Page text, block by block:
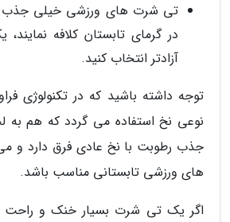
تی شرت های ورزشی خیلی جذب
در گرمای تابستان کلافه
آزادتر انتخاب کنید.
توجه داشته باشید که در تکنولوژی
نوعی نخ استفاده می گردد که هم
جذب رطوبت با نخ عادی فرق دارد و می
های ورزشی تابستانی مناسب باشد.
اگر یک تی شرت بسیار خنک و راحت